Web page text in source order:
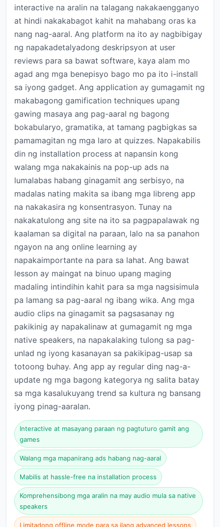
interactive na aralin na talagang nakakaengganyo
at hindi nakakabagot kahit na mahabang oras ka
nang nag-aaral. Ang platform na ito ay nagbibigay
ng napakadetalyadong deskripsyon at user
reviews para sa bawat software, kaya alam mo
agad ang mga benepisyo bago mo pa ito i-install
sa iyong gadget. Ang application ay gumagamit ng
makabagong gamification techniques upang
gawing masaya ang pag-aaral ng bagong
bokabularyo, gramatika, at tamang pagbigkas sa
pamamagitan ng mga laro at quizzes. Napakabilis
din ng installation process at napansin kong
walang mga nakakainis na pop-up ads na
lumalabas habang ginagamit ang serbisyo, na
madalas nating makita sa ibang mga libreng app
na nakakasira ng konsentrasyon. Tunay na
nakakatulong ang site na ito sa pagpapalawak ng
kaalaman sa digital na paraan, lalo na sa panahon
ngayon na ang online learning ay
napakaimportante na para sa lahat. Ang bawat
lesson ay maingat na binuo upang maging
madaling intindihin kahit para sa mga nagsisimula
pa lamang sa pag-aaral ng ibang wika. Ang mga
audio clips na ginagamit sa pagsasanay ng
pakikinig ay napakalinaw at gumagamit ng mga
native speakers, na napakalaking tulong sa pag-
unlad ng iyong kasanayan sa pakikipag-usap sa
totoong buhay. Ang app ay regular ding nag-a-
update ng mga bagong kategorya ng salita batay
sa mga kasalukuyang trend sa kultura ng bansang
iyong pinag-aaralan.
Interactive at masayang paraan ng pagtuturo gamit ang
games
Walang mga mapanirang ads habang nag-aaral
Mabilis at hassle-free na installation process
Komprehensibong mga aralin na may audio mula sa native
speakers
Limitadong offline mode para sa ilang advanced lessons